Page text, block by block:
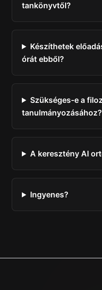
tankönyvtől?
Készíthetek
órát ebből?
Szükséges-e a
tanulmányozásához?
A keresztény AI
Ingyenes?